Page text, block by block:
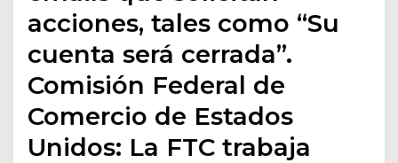
acciones, tales como “Su
cuenta será cerrada”.
Comisión Federal de
Comercio de Estados
Unidos: La FTC trabaja